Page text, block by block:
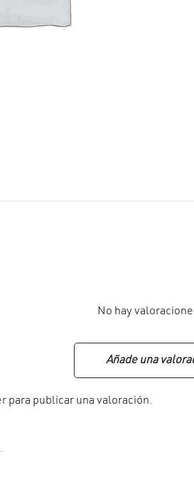
No hay
Añade una
para publicar una valoración.